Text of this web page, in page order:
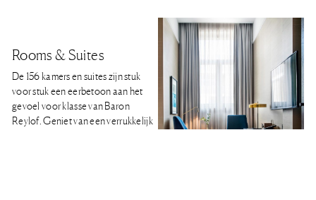
Rooms & Suites
De 156 kamers en suites zijn stuk
voor stuk een eerbetoon aan het
gevoel voor klasse van Baron
Reylof. Geniet van een verrukkelijk